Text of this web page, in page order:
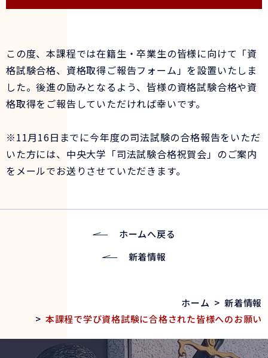
この度、本課程では在籍生・卒業生の皆様に向けて「資
格試験合格、資格取得ご報告フォーム」を設置いたしま
した。後進の励みとなるよう、皆様の資格試験合格や資
格取得をご報告していただければ幸いです。
※11月16日までに今年度の司法試験の合格報告をいただ
いた方には、中央大学「司法試験合格祝賀会」のご案内
をメールでお送りさせていただきます。
新着情報
ホームへ戻る
ホーム > 新着情報
> 本課程で学び資格試験に合格された皆様へのお願い